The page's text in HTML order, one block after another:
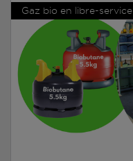
Gaz bio en libre-service